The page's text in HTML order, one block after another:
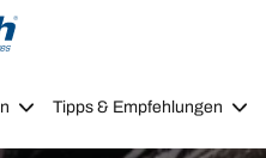
Tipps & Empfehlungen